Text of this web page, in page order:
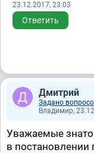
23.12.2017, 23:03
Ответить
Дмитрий
Задано
Владимир,
Уважаемые
в постановлении